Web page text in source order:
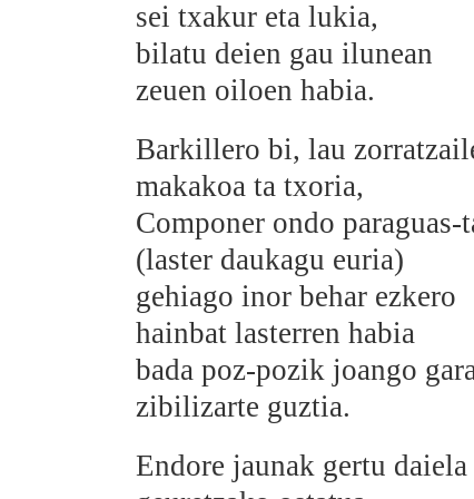
sei txakur eta lukia,
bilatu deien gau ilunean
zeuen oiloen habia.
Barkillero bi, lau
makakoa ta txoria,
Componer ondo paraguas-
(laster daukagu euria)
gehiago inor behar ezkero
hainbat lasterren habia
bada poz-pozik joango
zibilizarte guztia.
Endore jaunak gertu daiela